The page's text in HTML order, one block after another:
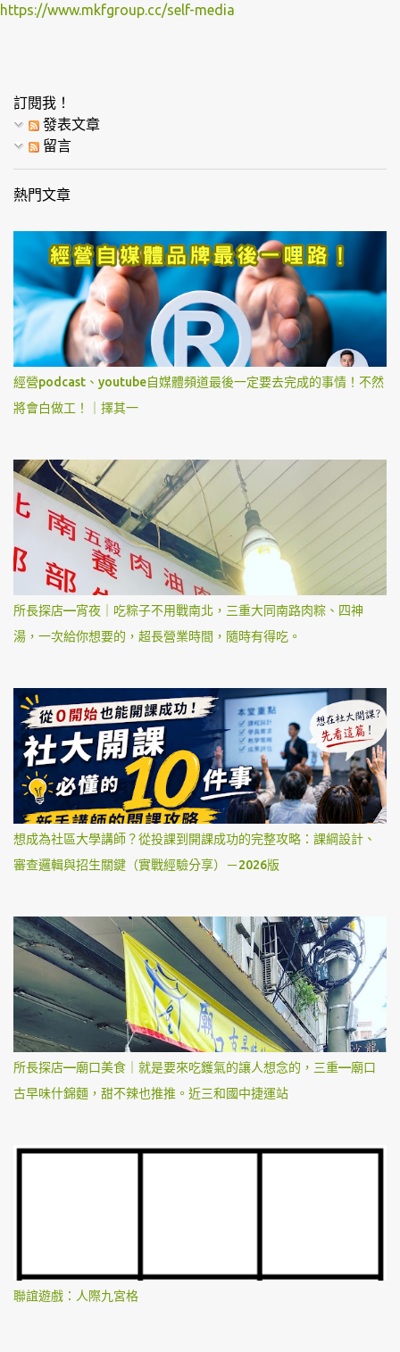
https://www.mkfgroup.cc/self-media
訂閱我！
發表文章
留言
熱門文章
經營podcast、youtube自媒體頻道最後一定要去完成的事情！不然
將會白做工！｜擇其一
所長探店—宵夜｜吃粽子不用戰南北，三重大同南路肉粽、四神
湯，一次給你想要的，超長營業時間，隨時有得吃。
想成為社區大學講師？從投課到開課成功的完整攻略：課綱設計、
審查邏輯與招生關鍵（實戰經驗分享）－2026版
所長探店—廟口美食｜就是要來吃鑊氣的讓人想念的，三重—廟口
古早味什錦麵，甜不辣也推推。近三和國中捷運站
聯誼遊戲：人際九宮格